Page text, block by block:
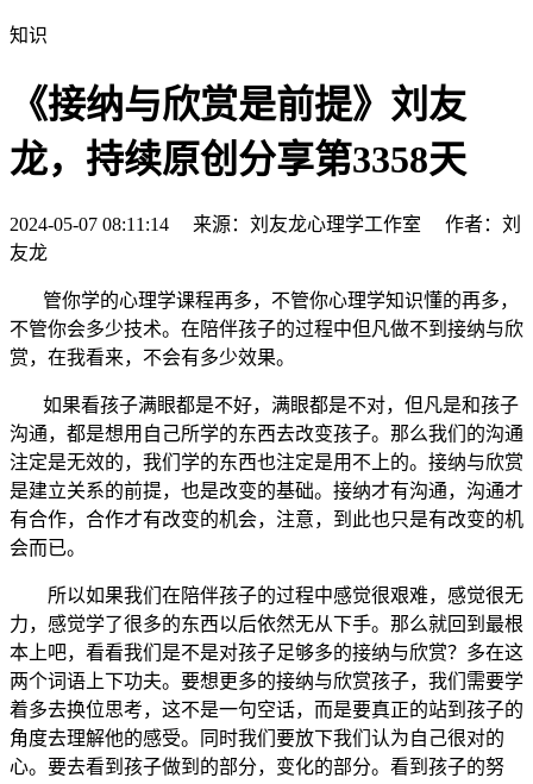
知识
《接纳与欣赏是前提》刘友
龙，持续原创分享第3358天
2024-05-07 08:11:14 来源：刘友龙心理学工作室 作者：刘
友龙
管你学的心理学课程再多，不管你心理学知识懂的再多，
不管你会多少技术。在陪伴孩子的过程中但凡做不到接纳与欣
赏，在我看来，不会有多少效果。
如果看孩子满眼都是不好，满眼都是不对，但凡是和孩子
沟通，都是想用自己所学的东西去改变孩子。那么我们的沟通
注定是无效的，我们学的东西也注定是用不上的。接纳与欣赏
是建立关系的前提，也是改变的基础。接纳才有沟通，沟通才
有合作，合作才有改变的机会，注意，到此也只是有改变的机
会而已。
所以如果我们在陪伴孩子的过程中感觉很艰难，感觉很无
力，感觉学了很多的东西以后依然无从下手。那么就回到最根
本上吧，看看我们是不是对孩子足够多的接纳与欣赏？多在这
两个词语上下功夫。要想更多的接纳与欣赏孩子，我们需要学
着多去换位思考，这不是一句空话，而是要真正的站到孩子的
角度去理解他的感受。同时我们要放下我们认为自己很对的
心。要去看到孩子做到的部分，变化的部分。看到孩子的努